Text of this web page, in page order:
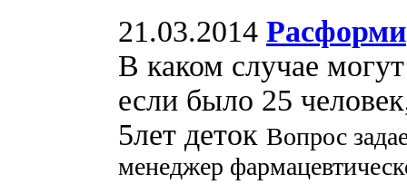
21.03.2014
В каком случае
если было 25
5лет деток Вопрос
менеджер